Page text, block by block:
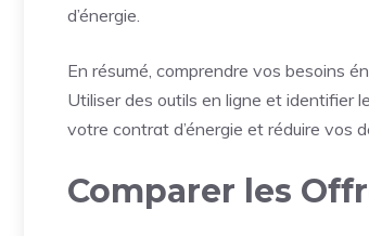
d’énergie.
En résumé, comprendre vos besoins
Utiliser des outils en ligne et identifier
votre contrat d’énergie et réduire vos
Comparer les